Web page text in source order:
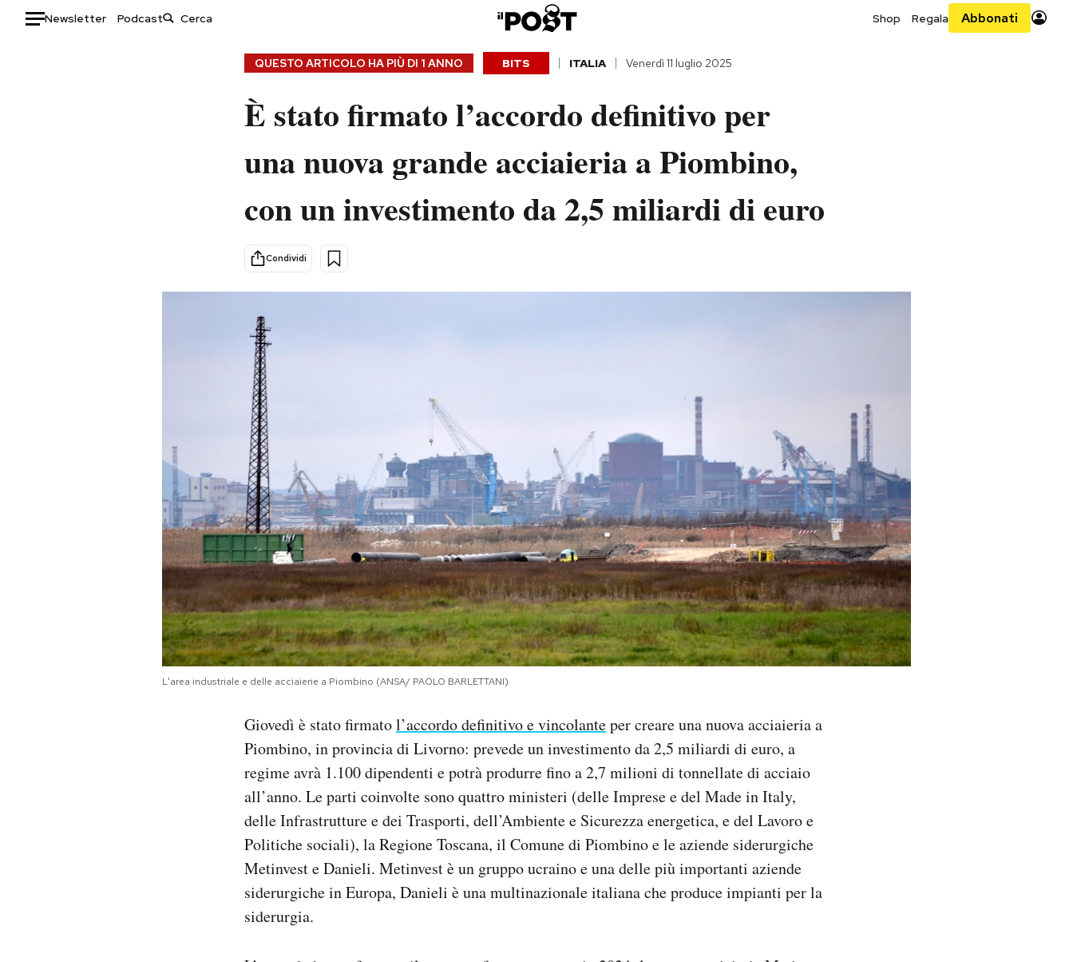
Newsletter Podcast Shop Regala Abbonati
Altrecose
Mondiali calcio 2026
AREA PERSONALE
QUESTO ARTICOLO HA PIÙ DI 1 ANNO BITS ITALIA Venerdì 11 luglio 2025
È stato firmato l’accordo definitivo per
una nuova grande acciaieria a Piombino,
con un investimento da 2,5 miliardi di euro
Condividi
L'area industriale e delle acciaierie a Piombino (ANSA/ PAOLO BARLETTANI)
Giovedì è stato firmatol’accordo definitivo e vincolanteper creare una nuova acciaieria a
Piombino, in provincia di Livorno: prevede un investimento da 2,5 miliardi di euro, a
regime avrà 1.100 dipendenti e potrà produrre fino a 2,7 milioni di tonnellate di acciaio
all’anno. Le parti coinvolte sono quattro ministeri (delle Imprese e del Made in Italy,
delle Infrastrutture e dei Trasporti, dell’Ambiente e Sicurezza energetica, e del Lavoro e
Politiche sociali), la Regione Toscana, il Comune di Piombino e le aziende siderurgiche
Metinvest e Danieli. Metinvest è un gruppo ucraino e una delle più importanti aziende
siderurgiche in Europa, Danieli è una multinazionale italiana che produce impianti per la
siderurgia.